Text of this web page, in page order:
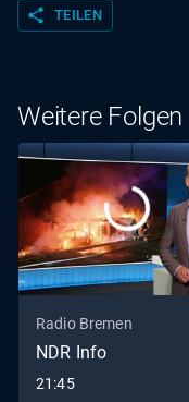
share TEILEN
Weitere Folgen
Radio Bremen
NDR Info
21:45